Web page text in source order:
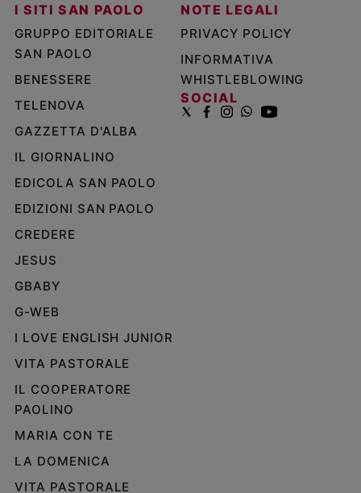
I SITI SAN PAOLO
GRUPPO EDITORIALE
SAN PAOLO
BENESSERE
TELENOVA
GAZZETTA D'ALBA
IL GIORNALINO
EDICOLA SAN PAOLO
EDIZIONI SAN PAOLO
CREDERE
JESUS
GBABY
G-WEB
I LOVE ENGLISH JUNIOR
VITA PASTORALE
IL COOPERATORE
PAOLINO
MARIA CON TE
LA DOMENICA
VITA PASTORALE
NOTE LEGALI
PRIVACY POLICY
INFORMATIVA
WHISTLEBLOWING
SOCIAL